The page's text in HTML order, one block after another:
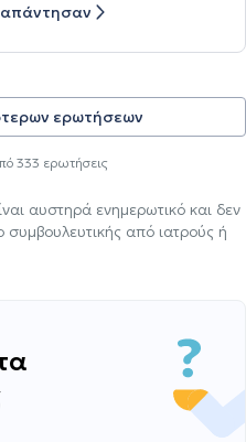
απάντησαν
ερωτήσεων
333 ερωτήσεις
αυστηρά ενημερωτικό και δεν
από ιατρούς ή